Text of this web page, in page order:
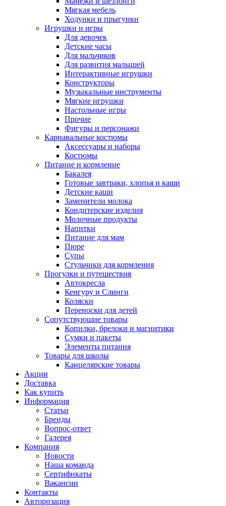
Мягкая мебель
Ходунки и прыгунки
Игрушки и игры
Для девочек
Детские часы
Для мальчиков
Для развития малышей
Интерактивные игрушки
Конструкторы
Музыкальные инструменты
Мягкие игрушки
Настольные игры
Прочие
Фигуры и персонажи
Карнавальные костюмы
Аксессуары и наборы
Костюмы
Питание и кормление
Бакалея
Готовые завтраки, хлопья и каши
Детские каши
Заменители молока
Кондитерские изделия
Молочные продукты
Напитки
Питание для мам
Пюре
Супы
Стульчики для кормления
Прогулки и путешествия
Автокресла
Кенгуру и Слинги
Коляски
Переноски для детей
Сопутствующие товары
Копилки, брелоки и магнитики
Сумки и пакеты
Элементы питания
Товары для школы
Канцелярские товары
Акции
Доставка
Как купить
Информация
Статьи
Бренды
Вопрос-ответ
Галерея
Компания
Новости
Наша команда
Сертификаты
Вакансии
Контакты
Авторизация